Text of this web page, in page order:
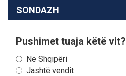
SONDAZH
Pushimet tuaja këtë vit?
Në Shqipëri
Jashtë vendit